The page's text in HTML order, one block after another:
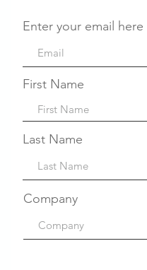
Enter your email here
First Name
Last Name
Company